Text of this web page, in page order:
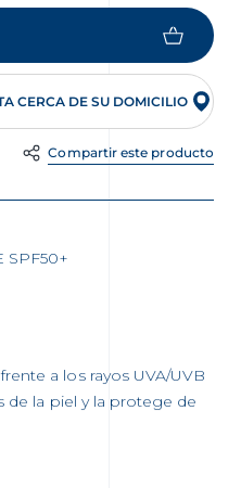
CERCA DE SU DOMICILIO
Compartir este producto
SPF50+
a los rayos UVA/UVB
de la piel y la protege de